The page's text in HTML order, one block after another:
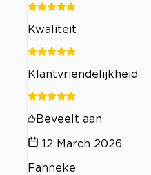
Kwaliteit
Klantvriendelijkheid
Beveelt aan
12 March 2026
Fanneke